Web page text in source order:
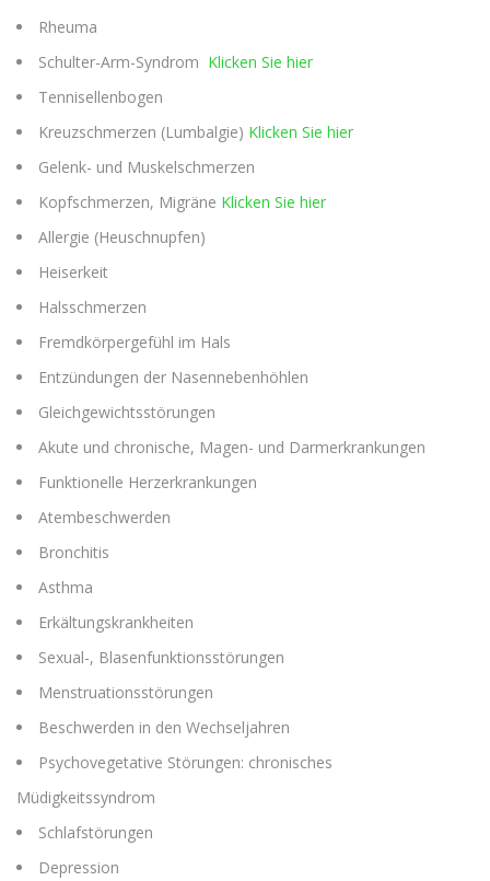
Rheuma
Schulter-Arm-Syndrom Klicken Sie hier
Tennisellenbogen
Kreuzschmerzen (Lumbalgie) Klicken Sie hier
Gelenk- und Muskelschmerzen
Kopfschmerzen, Migräne Klicken Sie hier
Allergie (Heuschnupfen)
Heiserkeit
Halsschmerzen
Fremdkörpergefühl im Hals
Entzündungen der Nasennebenhöhlen
Gleichgewichtsstörungen
Akute und chronische, Magen- und Darmerkrankungen
Funktionelle Herzerkrankungen
Atembeschwerden
Bronchitis
Asthma
Erkältungskrankheiten
Sexual-, Blasenfunktionsstörungen
Menstruationsstörungen
Beschwerden in den Wechseljahren
Psychovegetative Störungen: chronisches
Müdigkeitssyndrom
Schlafstörungen
Depression